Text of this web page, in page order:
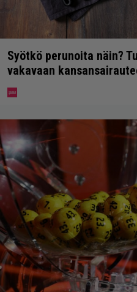
Syötkö perunoita näin?
vakavaan